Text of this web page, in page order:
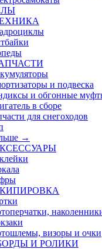
и подвеска
и обгонные
в сборе
для снегоходов
→
визоры и очки
И РОЛИКИ